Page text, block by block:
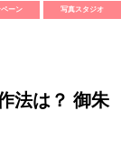
ーン 写真スタジオ
法は？ 御朱